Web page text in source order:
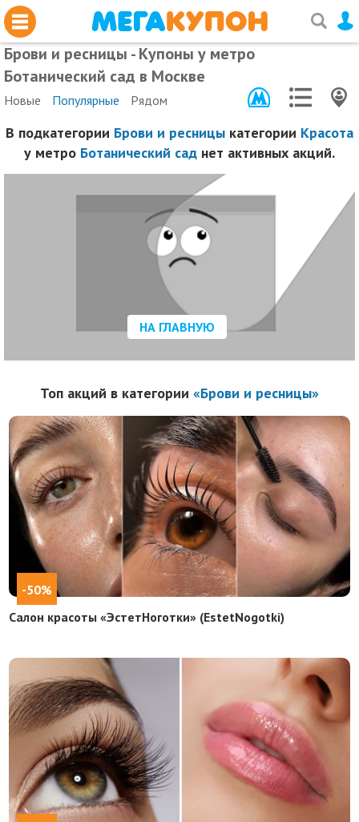
Брови и ресницы - Купоны у метро
Ботанический сад в Москве
Новые Популярные Рядом
В подкатегории Брови и ресницы категории Красота
у метро Ботанический сад нет активных акций.
НА ГЛАВНУЮ
Топ акций в категории «Брови и ресницы»
-50%
Салон красоты «ЭстетНоготки» (EstetNogotki)